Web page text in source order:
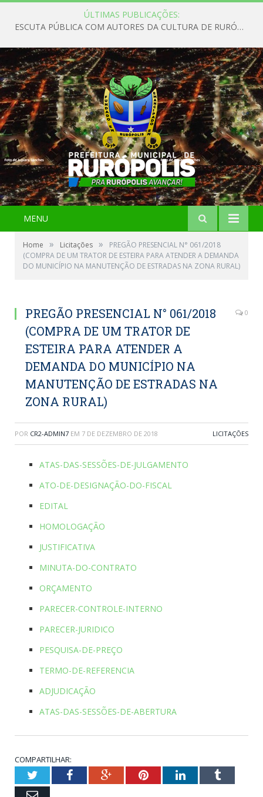
ÚLTIMAS PUBLICAÇÕES:
ESCUTA PÚBLICA COM AUTORES DA CULTURA DE RURÓPOLIS
MENU
Home » Licitações »
PREGÃO PRESENCIAL N° 061/2018
(COMPRA DE UM TRATOR DE ESTEIRA PARA ATENDER A DEMANDA
DO MUNICÍPIO NA MANUTENÇÃO DE ESTRADAS NA ZONA RURAL)
PREGÃO PRESENCIAL N° 061/2018
(COMPRA DE UM TRATOR DE
ESTEIRA PARA ATENDER A
DEMANDA DO MUNICÍPIO NA
MANUTENÇÃO DE ESTRADAS NA
ZONA RURAL)
0
POR CR2-ADMIN7 EM 7 DE DEZEMBRO DE 2018 LICITAÇÕES
ATAS-DAS-SESSÕES-DE-JULGAMENTO
ATO-DE-DESIGNAÇÃO-DO-FISCAL
EDITAL
HOMOLOGAÇÃO
JUSTIFICATIVA
MINUTA-DO-CONTRATO
ORÇAMENTO
PARECER-CONTROLE-INTERNO
PARECER-JURIDICO
PESQUISA-DE-PREÇO
TERMO-DE-REFERENCIA
ADJUDICAÇÃO
ATAS-DAS-SESSÕES-DE-ABERTURA
COMPARTILHAR:
TwitterFacebookGoogle+PinterestLinkedInTumblr
Email